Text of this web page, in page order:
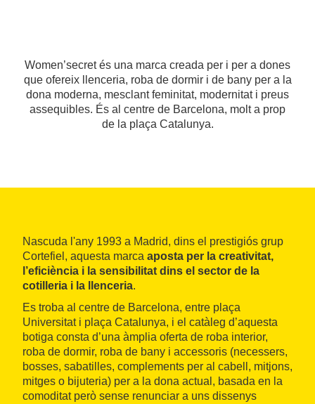
Women’secret és una marca creada per i per a dones
que ofereix llenceria, roba de dormir i de bany per a la
dona moderna, mesclant feminitat, modernitat i preus
assequibles. És al centre de Barcelona, molt a prop
de la plaça Catalunya.
Nascuda l'any 1993 a Madrid, dins el prestigiós grup
Cortefiel, aquesta marca aposta per la creativitat,
l’eficiència i la sensibilitat dins el sector de la
cotilleria i la llenceria.
Es troba al centre de Barcelona, entre plaça
Universitat i plaça Catalunya, i el catàleg d’aquesta
botiga consta d’una àmplia oferta de roba interior,
roba de dormir, roba de bany i accessoris (necessers,
bosses, sabatilles, complements per al cabell, mitjons,
mitges o bijuteria) per a la dona actual, basada en la
comoditat però sense renunciar a uns dissenys